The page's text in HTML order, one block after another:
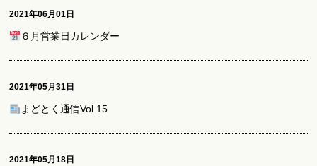
2021年06月01日
６月営業日カレンダー
2021年05月31日
まどとく通信Vol.15
2021年05月18日